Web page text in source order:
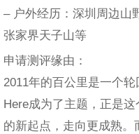
– 户外经历：深圳周边山
张家界天子山等
申请测评缘由：
2011年的百公里是一个
Here成为了主题，正是
的新起点，走向更成熟